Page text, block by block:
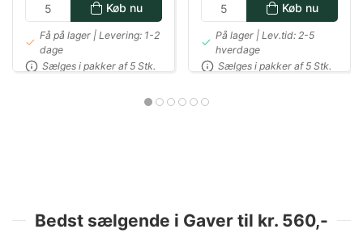
Køb nu
Få på lager | Levering: 1-2
dage
Sælges i pakker af 5 Stk.
Køb nu
På lager | Lev.tid: 2-5
hverdage
Sælges i pakker af 5 Stk.
Bedst sælgende i Gaver til kr. 560,-